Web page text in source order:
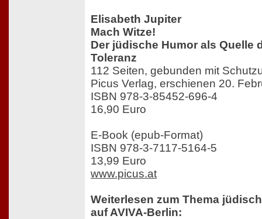
Elisabeth Jupiter
Mach Witze!
Der jüdische Humor als Quelle
Toleranz
112 Seiten, gebunden mit
Picus Verlag, erschienen 20.
ISBN 978-3-85452-696-4
16,90 Euro
E-Book (epub-Format)
ISBN 978-3-7117-5164-5
13,99 Euro
www.picus.at
Weiterlesen zum Thema
auf AVIVA-Berlin: